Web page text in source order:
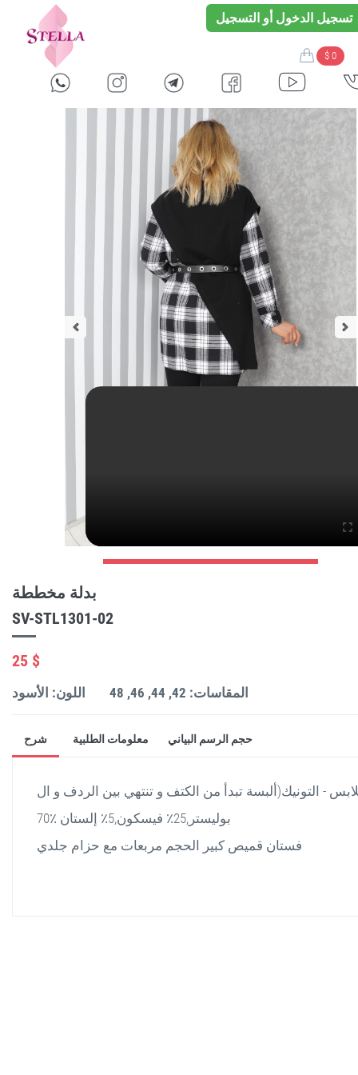
تسجيل الدخول أو التسجيل
$ 0
بدلة مخططة
SV-STL1301-02
25 $
اللون: الأسود المقاسات: 42, 44, 46, 48
شرح معلومات الطلبية حجم الرسم البياني
- التونيك(ألبسة تبدأ من الكتف و تنتهي بين الردف و ال
70٪ بوليستر,25٪ فيسكون,5٪ إلستان
فستان قميص كبير الحجم مربعات مع حزام جلدي